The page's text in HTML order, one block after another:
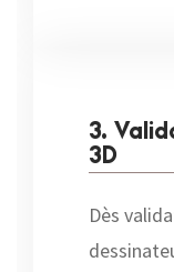
3.
3D
Dès